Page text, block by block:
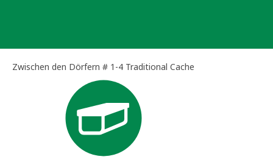
Zwischen den Dörfern # 1-4 Traditional Cache